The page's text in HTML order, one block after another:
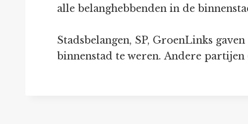
alle belanghebbenden in de
Stadsbelangen, SP, GroenLinks
binnenstad te weren. Andere